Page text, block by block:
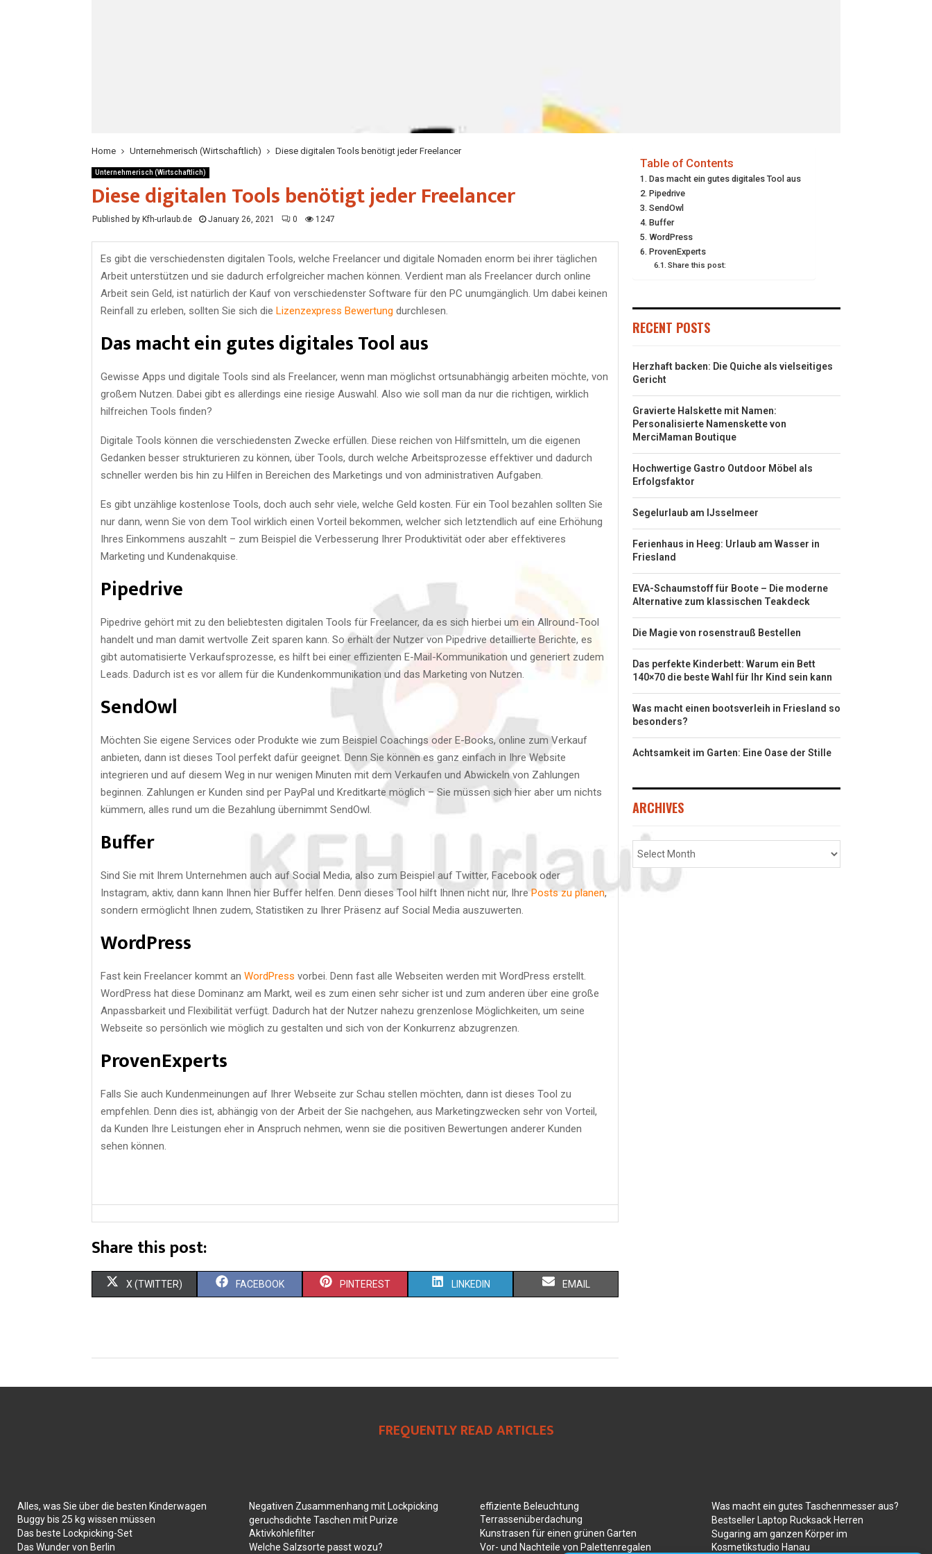
Home Unternehmerisch (Wirtschaftlich) Diese digitalen Tools benötigt jeder Freelancer
Unternehmerisch (Wirtschaftlich)
Diese digitalen Tools benötigt jeder Freelancer
Published by Kfh-urlaub.de January 26, 2021 0 1247
Es gibt die verschiedensten digitalen Tools, welche Freelancer und digitale Nomaden enorm bei ihrer täglichen
Arbeit unterstützen und sie dadurch erfolgreicher machen können. Verdient man als Freelancer durch online
Arbeit sein Geld, ist natürlich der Kauf von verschiedenster Software für den PC unumgänglich. Um dabei keinen
Reinfall zu erleben, sollten Sie sich die Lizenzexpress Bewertung durchlesen.
Das macht ein gutes digitales Tool aus
Gewisse Apps und digitale Tools sind als Freelancer, wenn man möglichst ortsunabhängig arbeiten möchte, von
großem Nutzen. Dabei gibt es allerdings eine riesige Auswahl. Also wie soll man da nur die richtigen, wirklich
hilfreichen Tools finden?
Digitale Tools können die verschiedensten Zwecke erfüllen. Diese reichen von Hilfsmitteln, um die eigenen
Gedanken besser strukturieren zu können, über Tools, durch welche Arbeitsprozesse effektiver und dadurch
schneller werden bis hin zu Hilfen in Bereichen des Marketings und von administrativen Aufgaben.
Es gibt unzählige kostenlose Tools, doch auch sehr viele, welche Geld kosten. Für ein Tool bezahlen sollten Sie
nur dann, wenn Sie von dem Tool wirklich einen Vorteil bekommen, welcher sich letztendlich auf eine Erhöhung
Ihres Einkommens auszahlt – zum Beispiel die Verbesserung Ihrer Produktivität oder aber effektiveres
Marketing und Kundenakquise.
Pipedrive
Pipedrive gehört mit zu den beliebtesten digitalen Tools für Freelancer, da es sich hierbei um ein Allround-Tool
handelt und man damit wertvolle Zeit sparen kann. So erhält der Nutzer von Pipedrive detaillierte Berichte, es
gibt automatisierte Verkaufsprozesse, es hilft bei einer effizienten E-Mail-Kommunikation und generiert zudem
Leads. Dadurch ist es vor allem für die Kundenkommunikation und das Marketing von Nutzen.
SendOwl
Möchten Sie eigene Services oder Produkte wie zum Beispiel Coachings oder E-Books, online zum Verkauf
anbieten, dann ist dieses Tool perfekt dafür geeignet. Denn Sie können es ganz einfach in Ihre Website
integrieren und auf diesem Weg in nur wenigen Minuten mit dem Verkaufen und Abwickeln von Zahlungen
beginnen. Zahlungen er Kunden sind per PayPal und Kreditkarte möglich – Sie müssen sich hier aber um nichts
kümmern, alles rund um die Bezahlung übernimmt SendOwl.
Buffer
Sind Sie mit Ihrem Unternehmen auch auf Social Media, also zum Beispiel auf Twitter, Facebook oder
Instagram, aktiv, dann kann Ihnen hier Buffer helfen. Denn dieses Tool hilft Ihnen nicht nur, IhrePosts zu planen,
sondern ermöglicht Ihnen zudem, Statistiken zu Ihrer Präsenz auf Social Media auszuwerten.
WordPress
Fast kein Freelancer kommt an WordPress vorbei. Denn fast alle Webseiten werden mit WordPress erstellt.
WordPress hat diese Dominanz am Markt, weil es zum einen sehr sicher ist und zum anderen über eine große
Anpassbarkeit und Flexibilität verfügt. Dadurch hat der Nutzer nahezu grenzenlose Möglichkeiten, um seine
Webseite so persönlich wie möglich zu gestalten und sich von der Konkurrenz abzugrenzen.
ProvenExperts
Falls Sie auch Kundenmeinungen auf Ihrer Webseite zur Schau stellen möchten, dann ist dieses Tool zu
empfehlen. Denn dies ist, abhängig von der Arbeit der Sie nachgehen, aus Marketingzwecken sehr von Vorteil,
da Kunden Ihre Leistungen eher in Anspruch nehmen, wenn sie die positiven Bewertungen anderer Kunden
sehen können.
Share this post:
X (TWITTER) FACEBOOK PINTEREST LINKEDIN EMAIL
Table of Contents
Das macht ein gutes digitales Tool aus
Pipedrive
SendOwl
Buffer
WordPress
ProvenExperts
Share this post:
RECENT POSTS
Herzhaft backen: Die Quiche als vielseitiges
Gericht
Gravierte Halskette mit Namen:
Personalisierte Namenskette von
MerciMaman Boutique
Hochwertige Gastro Outdoor Möbel als
Erfolgsfaktor
Segelurlaub am IJsselmeer
Ferienhaus in Heeg: Urlaub am Wasser in
Friesland
EVA-Schaumstoff für Boote – Die moderne
Alternative zum klassischen Teakdeck
Die Magie von rosenstrauß Bestellen
Das perfekte Kinderbett: Warum ein Bett
140×70 die beste Wahl für Ihr Kind sein kann
Was macht einen bootsverleih in Friesland so
besonders?
Achtsamkeit im Garten: Eine Oase der Stille
ARCHIVES
FREQUENTLY READ ARTICLES
Alles, was Sie über die besten Kinderwagen
Buggy bis 25 kg wissen müssen
Das beste Lockpicking-Set
Das Wunder von Berlin
Negativen Zusammenhang mit Lockpicking
geruchsdichte Taschen mit Purize
Aktivkohlefilter
Welche Salzsorte passt wozu?
effiziente Beleuchtung
Terrassenüberdachung
Kunstrasen für einen grünen Garten
Vor- und Nachteile von Palettenregalen
Was macht ein gutes Taschenmesser aus?
Bestseller Laptop Rucksack Herren
Sugaring am ganzen Körper im
Kosmetikstudio Hanau